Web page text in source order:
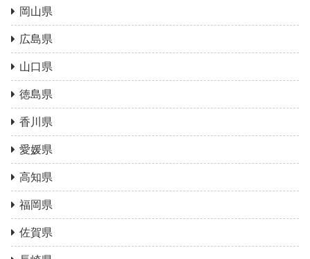
岡山県
広島県
山口県
徳島県
香川県
愛媛県
高知県
福岡県
佐賀県